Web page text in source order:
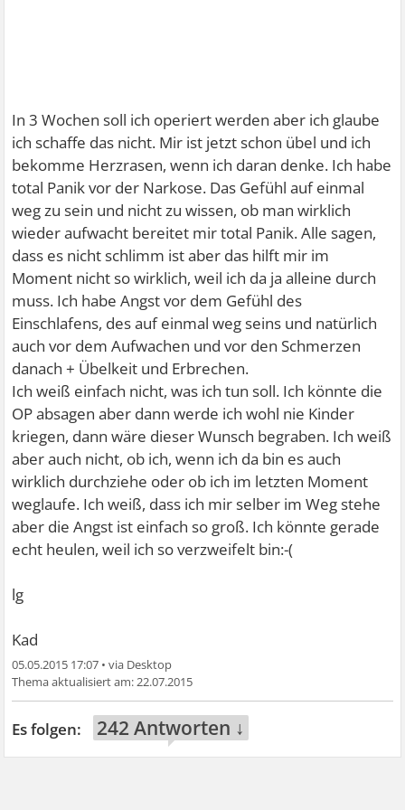
In 3 Wochen soll ich operiert werden aber ich glaube
ich schaffe das nicht. Mir ist jetzt schon übel und ich
bekomme Herzrasen, wenn ich daran denke. Ich habe
total Panik vor der Narkose. Das Gefühl auf einmal
weg zu sein und nicht zu wissen, ob man wirklich
wieder aufwacht bereitet mir total Panik. Alle sagen,
dass es nicht schlimm ist aber das hilft mir im
Moment nicht so wirklich, weil ich da ja alleine durch
muss. Ich habe Angst vor dem Gefühl des
Einschlafens, des auf einmal weg seins und natürlich
auch vor dem Aufwachen und vor den Schmerzen
danach + Übelkeit und Erbrechen.
Ich weiß einfach nicht, was ich tun soll. Ich könnte die
OP absagen aber dann werde ich wohl nie Kinder
kriegen, dann wäre dieser Wunsch begraben. Ich weiß
aber auch nicht, ob ich, wenn ich da bin es auch
wirklich durchziehe oder ob ich im letzten Moment
weglaufe. Ich weiß, dass ich mir selber im Weg stehe
aber die Angst ist einfach so groß. Ich könnte gerade
echt heulen, weil ich so verzweifelt bin:-(
lg
Kad
05.05.2015 17:07 •
22.07.2015
242 Antworten ↓